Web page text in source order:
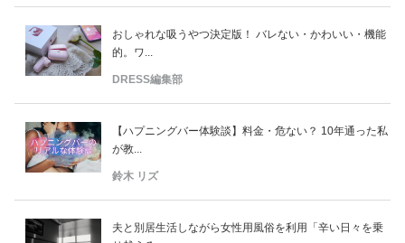
おしゃれな吸うやつ決定版！ バレない・かわいい・機能
的。ワ...
DRESS編集部
【ハプニングバー体験談】料金・危ない？ 10年通った私
が教...
鈴木 リズ
夫と別居生活しながら女性用風俗を利用「辛い日々を乗